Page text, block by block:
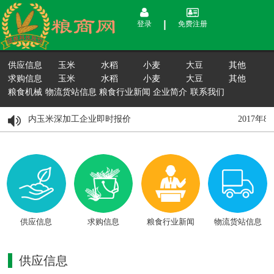
登录 免费注册
供应信息 玉米 水稻 小麦 大豆
其他
求购信息
玉米 水稻 小麦 大豆
其他
粮食机械 物流货站信息 粮食行业新闻 企业简介 联系我们
15日国内玉米深加工企业即时报价 2017年8
供应信息 求购信息 粮食行业新闻 物流货站信息
供应信息